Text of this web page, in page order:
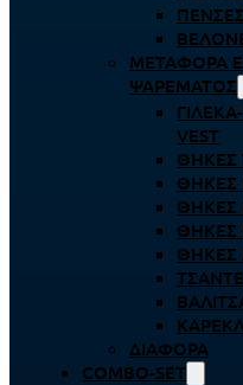
ΜΕΤΑΦΟΡΆ
ΨΑΡΈΜΑΤΟΣ
VEST
ΘΉΚΕΣ
ΘΉΚΕΣ
ΘΉΚΕΣ
ΘΉΚΕΣ
ΔΙΆΦΟΡΑ
COMBO-SET